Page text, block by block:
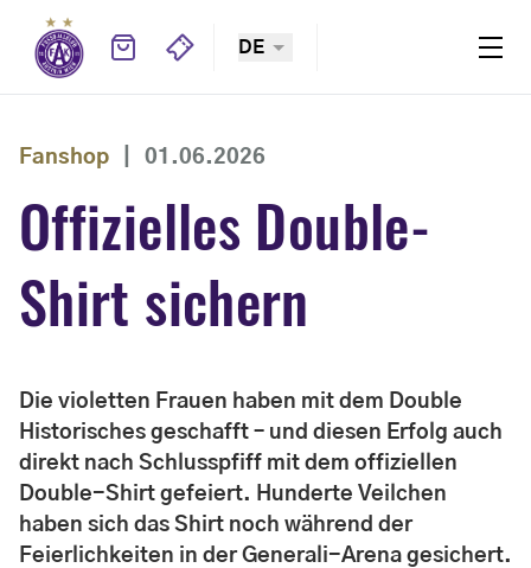
DE
Fanshop 01.06.2026
Offizielles Double-
Shirt sichern
Die violetten Frauen haben mit dem Double
Historisches geschafft – und diesen Erfolg auch
direkt nach Schlusspfiff mit dem offiziellen
Double-Shirt gefeiert. Hunderte Veilchen
haben sich das Shirt noch während der
Feierlichkeiten in der Generali-Arena gesichert.